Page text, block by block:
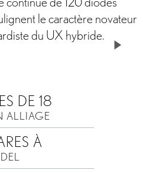
le caractère novateur
du UX hybride.
DE 18
ALLIAGE
À
DEL